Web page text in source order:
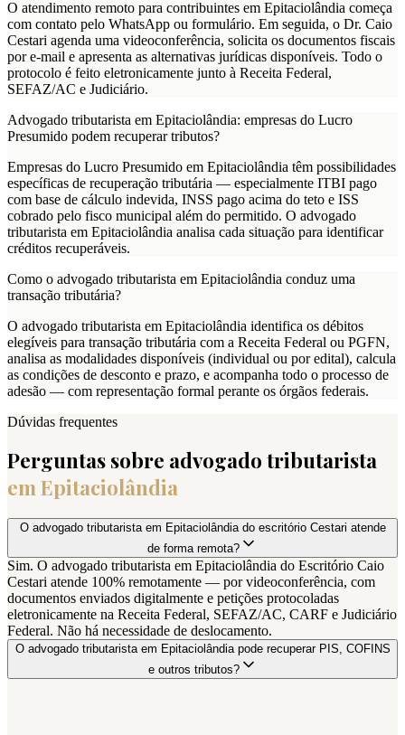
O atendimento remoto para contribuintes em Epitaciolândia começa
com contato pelo WhatsApp ou formulário. Em seguida, o Dr. Caio
Cestari agenda uma videoconferência, solicita os documentos fiscais
por e-mail e apresenta as alternativas jurídicas disponíveis. Todo o
protocolo é feito eletronicamente junto à Receita Federal,
SEFAZ/AC e Judiciário.
Advogado tributarista em Epitaciolândia: empresas do Lucro
Presumido podem recuperar tributos?
Empresas do Lucro Presumido em Epitaciolândia têm possibilidades
específicas de recuperação tributária — especialmente ITBI pago
com base de cálculo indevida, INSS pago acima do teto e ISS
cobrado pelo fisco municipal além do permitido. O advogado
tributarista em Epitaciolândia analisa cada situação para identificar
créditos recuperáveis.
Como o advogado tributarista em Epitaciolândia conduz uma
transação tributária?
O advogado tributarista em Epitaciolândia identifica os débitos
elegíveis para transação tributária com a Receita Federal ou PGFN,
analisa as modalidades disponíveis (individual ou por edital), calcula
as condições de desconto e prazo, e acompanha todo o processo de
adesão — com representação formal perante os órgãos federais.
Dúvidas frequentes
Perguntas sobre advogado tributarista
emEpitaciolândia
O advogado tributarista em Epitaciolândia do escritório Cestari atende
de forma remota?
Sim. O advogado tributarista em Epitaciolândia do Escritório Caio
Cestari atende 100% remotamente — por videoconferência, com
documentos enviados digitalmente e petições protocoladas
eletronicamente na Receita Federal, SEFAZ/AC, CARF e Judiciário
Federal. Não há necessidade de deslocamento.
O advogado tributarista em Epitaciolândia pode recuperar PIS, COFINS
e outros tributos?